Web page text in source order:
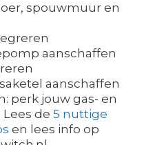
spouwmuur en
aanschaffen
aanschaffen
perk jouw gas- en
de 5 nuttige
en lees info op